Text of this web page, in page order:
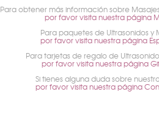
Para obtener más información sobre
por favor visita nuestra página
Para paquetes de Ultrasonidos y
por favor visita nuestra página
Para tarjetas de regalo de
por favor visita nuestra página
Si tienes alguna duda sobre
por favor visita nuestra página